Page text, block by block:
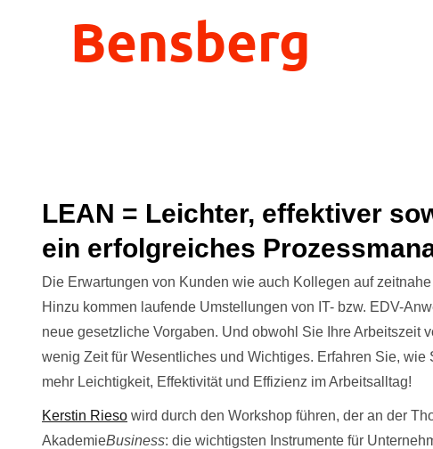
Bensberg
LEAN = Leichter, effektiver
ein erfolgreiches
Die Erwartungen von Kunden wie auch Kollegen auf
Hinzu kommen laufende Umstellungen von IT- bzw. EDV-
neue gesetzliche Vorgaben. Und obwohl Sie Ihre Arbeitszeit
wenig Zeit für Wesentliches und Wichtiges. Erfahren Sie,
mehr Leichtigkeit, Effektivität und Effizienz im Arbeitsalltag!
Kerstin Rieso wird durch den Workshop führen, der an der
AkademieBusiness: die wichtigsten Instrumente für